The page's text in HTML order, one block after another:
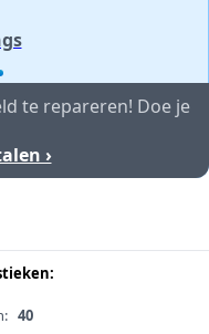
te repareren! Doe je
›
40